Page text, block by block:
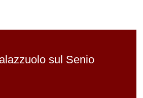
sul Senio